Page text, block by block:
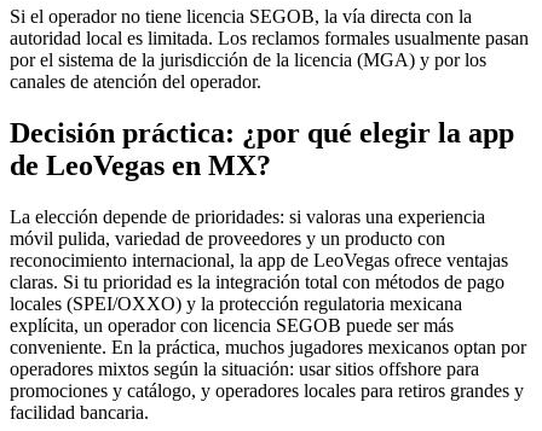
Si el operador no tiene licencia SEGOB, la vía directa con la
autoridad local es limitada. Los reclamos formales usualmente pasan
por el sistema de la jurisdicción de la licencia (MGA) y por los
canales de atención del operador.
Decisión práctica: ¿por qué elegir la app
de LeoVegas en MX?
La elección depende de prioridades: si valoras una experiencia
móvil pulida, variedad de proveedores y un producto con
reconocimiento internacional, la app de LeoVegas ofrece ventajas
claras. Si tu prioridad es la integración total con métodos de pago
locales (SPEI/OXXO) y la protección regulatoria mexicana
explícita, un operador con licencia SEGOB puede ser más
conveniente. En la práctica, muchos jugadores mexicanos optan por
operadores mixtos según la situación: usar sitios offshore para
promociones y catálogo, y operadores locales para retiros grandes y
facilidad bancaria.